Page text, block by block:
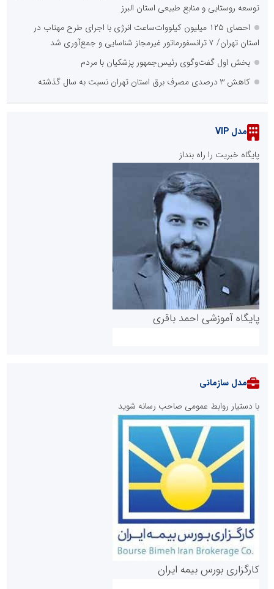
توسعه روستایی و منابع طبیعی استان البرز
احصای ۱۲۵ میلیون کیلووات‌ساعت انرژی با اجرای طرح مهتاب در
استان تهران/ ۷ ترانسفورماتور غیرمجاز شناسایی و جمع‌آوری شد
بخش اول گفت‌وگوی رئیس‌جمهور پزشکیان با مردم
کاهش ۳ درصدی مصرف برق استان تهران نسبت به سال گذشته
مدل VIP
پایگاه خبریت را راه بنداز
پایگاه آموزشی احمد باقری
روابط عمومی خبرگزاری گزارش خبر
مدل سازمانی
با دستیار روابط عمومی صاحب رسانه شوید
کارگزاری بورس بیمه ایران